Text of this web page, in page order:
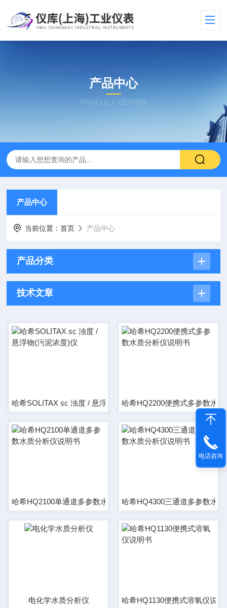
产品中心
PRODUCT CENTER
产品中心
当前位置：首页 产品中心
产品分类
技术文章
哈希SOLITAX sc 浊度 / 悬浮物(污泥浓度)仪哈希HQ2200便携式多参数水
哈希HQ2100单通道多参数水质分析仪说明书哈希HQ4300三通道多参数水
电化学水质分析仪 哈希HQ1130便携式溶氧仪说明
电话咨询